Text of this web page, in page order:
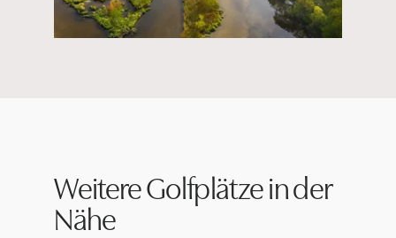
Weitere Golfplätze in der
Nähe